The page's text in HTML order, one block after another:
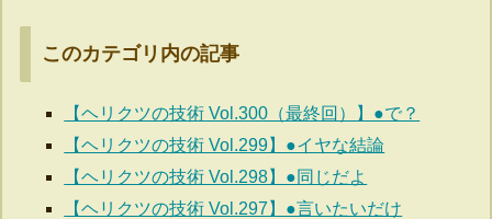
このカテゴリ内の記事
【ヘリクツの技術 Vol.300（最終回）】●で？
【ヘリクツの技術 Vol.299】●イヤな結論
【ヘリクツの技術 Vol.298】●同じだよ
【ヘリクツの技術 Vol.297】●言いたいだけ